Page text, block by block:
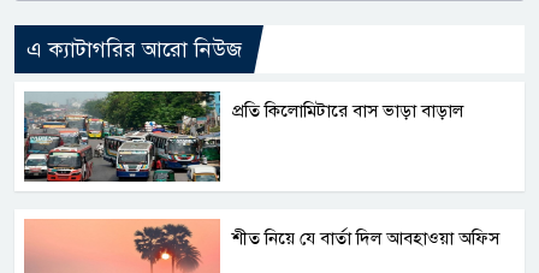
এ ক্যাটাগরির আরো নিউজ
প্রতি কিলোমিটারে বাস ভাড়া বাড়াল
শীত নিয়ে যে বার্তা দিল আবহাওয়া অফিস